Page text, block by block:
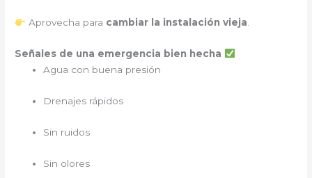
Aprovecha para cambiar la instalación vieja
Señales de una emergencia bien hecha
Agua con buena presión
Drenajes rápidos
Sin ruidos
Sin olores